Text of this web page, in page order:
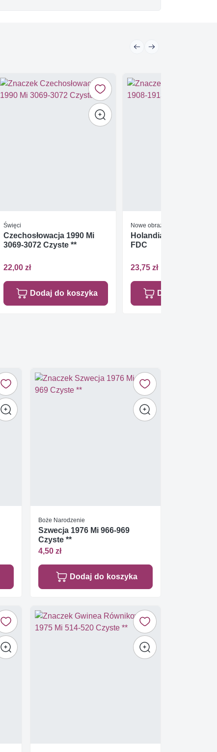
Święci
Czechosłowacja 1990 Mi
3069-3072 Czyste **
22,00 zł
Dodaj do koszyka
Nowe obrazy (po 1850 r)
Holandia 2008 Mi
FDC
23,75 zł
Dodaj do
Boże Narodzenie
Szwecja 1976 Mi 966-969
Czyste **
4,50 zł
Dodaj do koszyka